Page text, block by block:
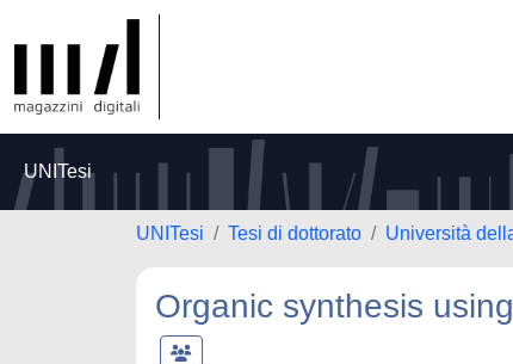
UNITesi
UNITesi Tesi di dottorato Università
Organic synthesis